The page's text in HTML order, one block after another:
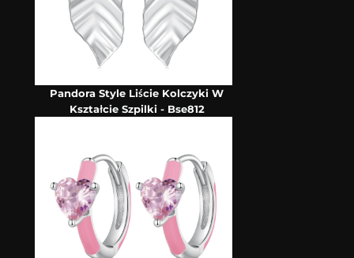
Pandora Style Liście Kolczyki W
Kształcie Szpilki - Bse812